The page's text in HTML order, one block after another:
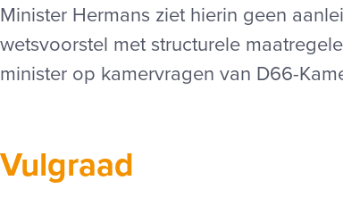
Minister Hermans ziet hierin geen
wetsvoorstel met structurele
minister op kamervragen van D66-
Vulgraad